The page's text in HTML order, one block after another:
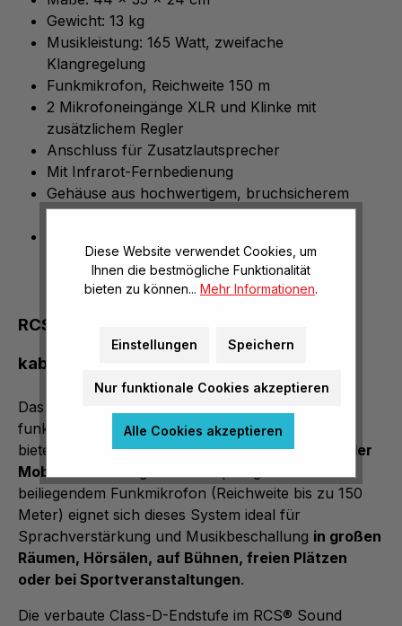
Gewicht: 13 kg
Musikleistung: 165 Watt, zweifache
Klangregelung
Funkmikrofon, Reichweite 150 m
2 Mikrofoneingänge XLR und Klinke mit
zusätzlichem Regler
Anschluss für Zusatzlautsprecher
Mit Infrarot-Fernbedienung
Gehäuse aus hochwertigem, bruchsicherem
Kunststoff
RCS® Sound Center SCW 100 Funk –
kabellose Power für mobile Beschallung
Das RCS® Sound Center SCW 100 Funk ist die
funkfähige Variante des bewährten SCW 100 und
bietet
kraftvollen, glasklaren Sound bei maximaler
Mobilität
beiliegendem Funkmikrofon (Reichweite bis zu 150
Meter) eignet sich dieses System ideal für
Sprachverstärkung und Musikbeschallung in großen
Räumen, Hörsälen, auf Bühnen, freien Plätzen
oder bei Sportveranstaltungen.
Die verbaute Class-D-Endstufe im RCS® Sound
Diese Website verwendet Cookies, um
Ihnen die bestmögliche Funktionalität
bieten zu können... Mehr Informationen.
Einstellungen Speichern
Nur funktionale Cookies akzeptieren
Alle Cookies akzeptieren